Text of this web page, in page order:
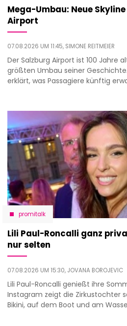
Mega-Umbau: Neue
Airport
07.08.2026 UM 11:45, SIMONE REITMEIER
Der Salzburg Airport ist 100 Jahre
größten Umbau seiner
erklärt, was Passagiere künftig
promitalk
Lili Paul-Roncalli ganz
nur selten
07.08.2026 UM 15:30, JOVANA BOROJEVIC
Lili Paul-Roncalli genießt ihre
Instagram zeigt die Zirkustochter
Bikini, auf dem Boot und am